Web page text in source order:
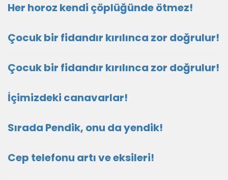
Her horoz kendi çöplüğünde ötmez!
Çocuk bir fidandır kırılınca zor doğrulur!
Çocuk bir fidandır kırılınca zor doğrulur!
İçimizdeki canavarlar!
Sırada Pendik, onu da yendik!
Cep telefonu artı ve eksileri!